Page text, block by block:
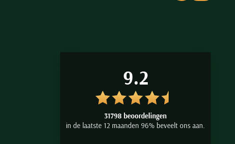
9.2
31798 beoordelingen
in de laatste 12 maanden 96% beveelt ons aan.